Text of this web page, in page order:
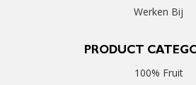
Werken Bij
PRODUCT
100% Fruit